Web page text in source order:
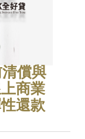
清償與
商業
還款